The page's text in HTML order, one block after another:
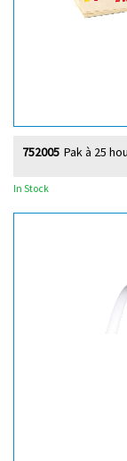
Pak à 25
752005
In Stock